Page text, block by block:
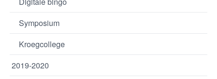
Symposium
Kroegcollege
2019-2020